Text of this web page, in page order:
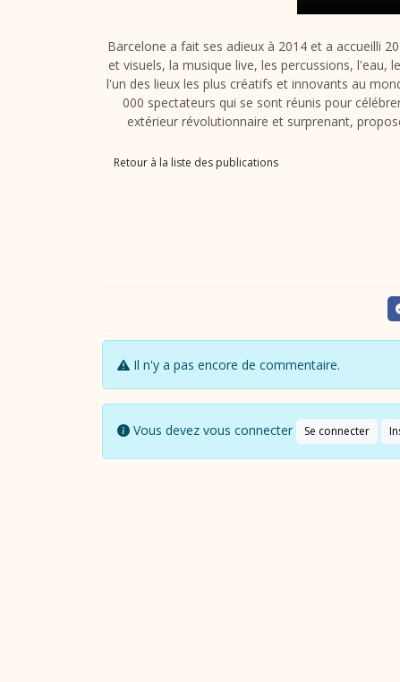
Barcelone a fait ses adieux à 2014 et a accueilli
et visuels, la musique live, les percussions,
l'un des lieux les plus créatifs et innovants au
000 spectateurs qui se sont réunis pour
extérieur révolutionnaire et surprenant,
Retour à la liste des publications
Il n'y a pas encore de commentaire.
Vous devez vous connecter Se connecter